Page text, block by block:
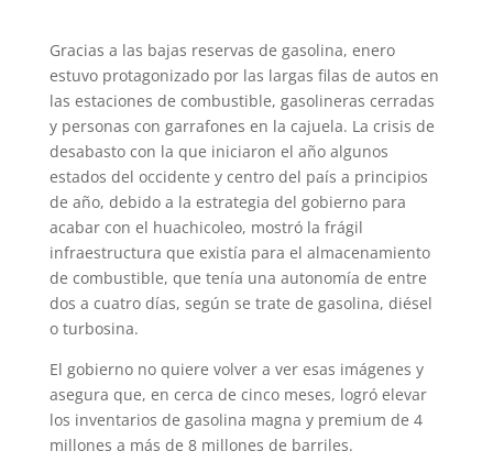
Gracias a las bajas reservas de gasolina, enero
estuvo protagonizado por las largas filas de autos en
las estaciones de combustible, gasolineras cerradas
y personas con garrafones en la cajuela. La crisis de
desabasto con la que iniciaron el año algunos
estados del occidente y centro del país a principios
de año, debido a la estrategia del gobierno para
acabar con el huachicoleo, mostró la frágil
infraestructura que existía para el almacenamiento
de combustible, que tenía una autonomía de entre
dos a cuatro días, según se trate de gasolina, diésel
o turbosina.
El gobierno no quiere volver a ver esas imágenes y
asegura que, en cerca de cinco meses, logró elevar
los inventarios de gasolina magna y premium de 4
millones a más de 8 millones de barriles.